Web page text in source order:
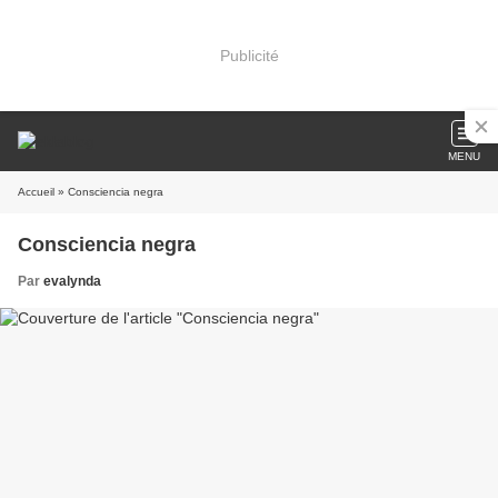
Publicité
MENU
Accueil » Consciencia negra
Consciencia negra
Par evalynda